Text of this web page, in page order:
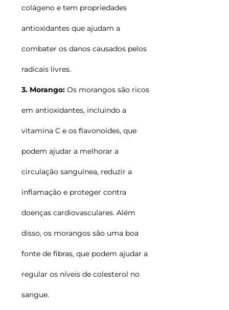
colágeno e tem propriedades
antioxidantes que ajudam a
combater os danos causados pelos
radicais livres.
3. Morango: Os morangos são ricos
em antioxidantes, incluindo a
vitamina C e os flavonoides, que
podem ajudar a melhorar a
circulação sanguínea, reduzir a
inflamação e proteger contra
doenças cardiovasculares. Além
disso, os morangos são uma boa
fonte de fibras, que podem ajudar a
regular os níveis de colesterol no
sangue.